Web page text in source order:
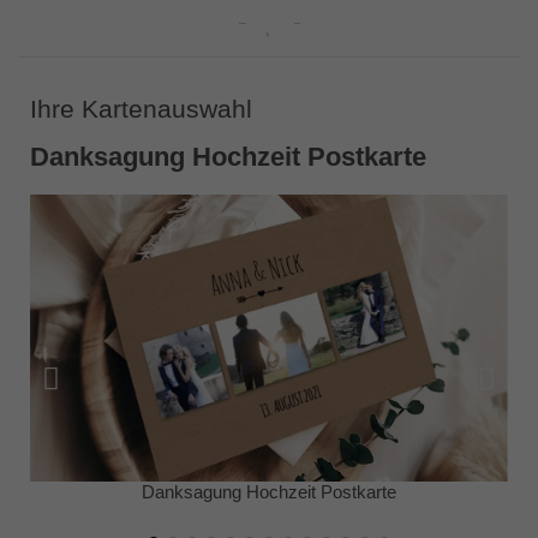
Ihre Kartenauswahl
Danksagung Hochzeit Postkarte
Danksagung Hochzeit Postkarte